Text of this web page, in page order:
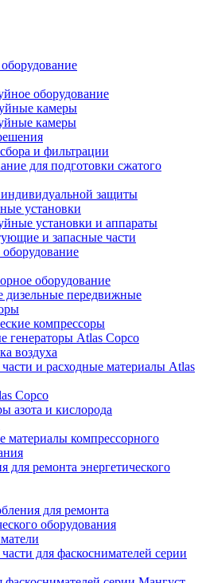
оборудование
камеры
камеры
и фильтрации
для подготовки сжатого
защиты
установки
установки и аппараты
и запасные части
оборудование
дизельные передвижные
компрессоры
генераторы Atlas Copco
воздуха
и расходные материалы Atlas
Copco
азота и кислорода
материалы компрессорного
для ремонта энергетического
для ремонта
оборудования
для фаскоснимателей серии